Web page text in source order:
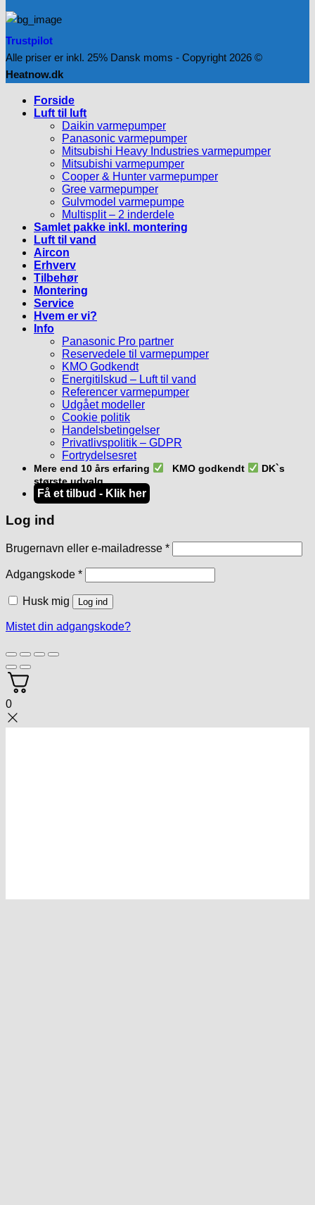
Trustpilot
Alle priser er inkl. 25% Dansk moms - Copyright 2026 ©
Heatnow.dk
Forside
Luft til luft
Daikin varmepumper
Panasonic varmepumper
Mitsubishi Heavy Industries varmepumper
Mitsubishi varmepumper
Cooper & Hunter varmepumper
Gree varmepumper
Gulvmodel varmepumpe
Multisplit – 2 inderdele
Samlet pakke inkl. montering
Luft til vand
Aircon
Erhverv
Tilbehør
Montering
Service
Hvem er vi?
Info
Panasonic Pro partner
Reservedele til varmepumper
KMO Godkendt
Energitilskud – Luft til vand
Referencer varmepumper
Udgået modeller
Cookie politik
Handelsbetingelser
Privatlivspolitik – GDPR
Fortrydelsesret
Mere end 10 års erfaring KMO godkendt
DK`s
største udvalg
Få et tilbud - Klik her
Log ind
Brugernavn eller e-mailadresse *Påkrævet
Adgangskode *Påkrævet
Husk mig Log ind
Mistet din adgangskode?
0